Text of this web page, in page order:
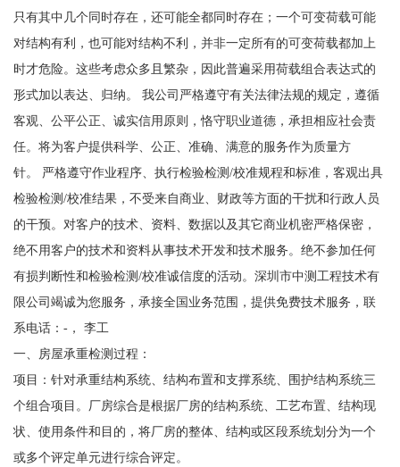
只有其中几个同时存在，还可能全都同时存在；一个可变荷载可能
对结构有利，也可能对结构不利，并非一定所有的可变荷载都加上
时才危险。这些考虑众多且繁杂，因此普遍采用荷载组合表达式的
形式加以表达、归纳。 我公司严格遵守有关法律法规的规定，遵循
客观、公平公正、诚实信用原则，恪守职业道德，承担相应社会责
任。将为客户提供科学、公正、准确、满意的服务作为质量方
针。 严格遵守作业程序、执行检验检测/校准规程和标准，客观出具
检验检测/校准结果，不受来自商业、财政等方面的干扰和行政人员
的干预。对客户的技术、资料、数据以及其它商业机密严格保密，
绝不用客户的技术和资料从事技术开发和技术服务。绝不参加任何
有损判断性和检验检测/校准诚信度的活动。深圳市中测工程技术有
限公司竭诚为您服务，承接全国业务范围，提供免费技术服务，联
系电话：-， 李工
一、房屋承重检测过程：
项目：针对承重结构系统、结构布置和支撑系统、围护结构系统三
个组合项目。厂房综合是根据厂房的结构系统、工艺布置、结构现
状、使用条件和目的，将厂房的整体、结构或区段系统划分为一个
或多个评定单元进行综合评定。